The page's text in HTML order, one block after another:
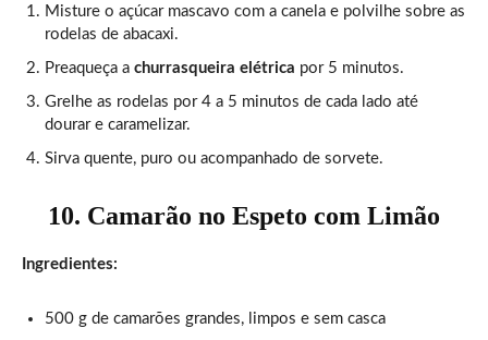
Misture o açúcar mascavo com a canela e polvilhe sobre as
rodelas de abacaxi.
Preaqueça a churrasqueira elétrica por 5 minutos.
Grelhe as rodelas por 4 a 5 minutos de cada lado até
dourar e caramelizar.
Sirva quente, puro ou acompanhado de sorvete.
10. Camarão no Espeto com Limão
Ingredientes:
500 g de camarões grandes, limpos e sem casca